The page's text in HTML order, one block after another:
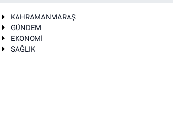
KAHRAMANMARAŞ
GÜNDEM
EKONOMİ
SAĞLIK